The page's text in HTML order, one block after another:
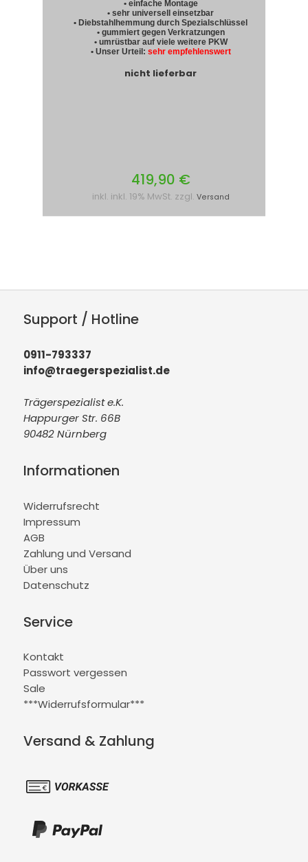
• einfache Montage
• sehr universell einsetzbar
• Diebstahlhemmung durch Spezialschlüssel
• gummiert gegen Verkratzungen
• umrüstbar auf viele weitere PKW
• Unser Urteil: sehr empfehlenswert
nicht lieferbar
419,90 €
inkl. inkl. 19% MwSt. zzgl. Versand
Support / Hotline
0911-793337
info@traegerspezialist.de
Trägerspezialist e.K.
Happurger Str. 66B
90482 Nürnberg
Informationen
Widerrufsrecht
Impressum
AGB
Zahlung und Versand
Über uns
Datenschutz
Service
Kontakt
Passwort vergessen
Sale
***Widerrufsformular***
Versand & Zahlung